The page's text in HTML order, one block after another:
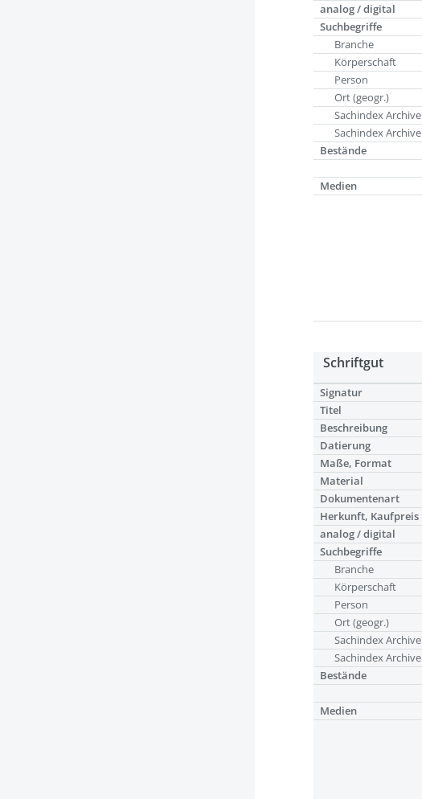
analog / digital
Suchbegriffe
Branche
Körperschaft
Person
Ort (geogr.)
Sachindex Archive
Sachindex Archive
Bestände
Medien
Schriftgut
Signatur
Titel
Beschreibung
Datierung
Maße, Format
Material
Dokumentenart
Herkunft, Kaufpreis
analog / digital
Suchbegriffe
Branche
Körperschaft
Person
Ort (geogr.)
Sachindex Archive
Sachindex Archive
Bestände
Medien